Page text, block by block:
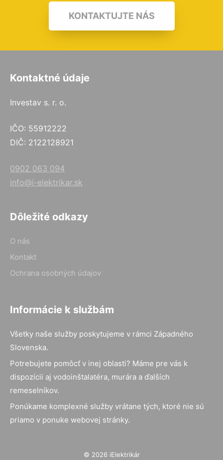
KONTAKTUJTE NÁS
Kontaktné údaje
Investav s. r. o.
IČO: 55912222
DIČ: 2122128921
0902 063 094
info@i-elektrikar.sk
Dôležité odkazy
O nás
Kontakt
Ochrana osobných údajov
Informácie k službám
Všetky naše služby poskytujeme v rámci Západného
Slovenska.
Potrebujete pomôcť v inej oblasti? Máme pre vás k
dispozícii aj vodoinštalatéra, murára a ďalších
remeselníkov.
Ponúkame komplexné služby vrátane tých, ktoré nie sú
priamo v ponuke webovej stránky.
© 2026 iElektrikár